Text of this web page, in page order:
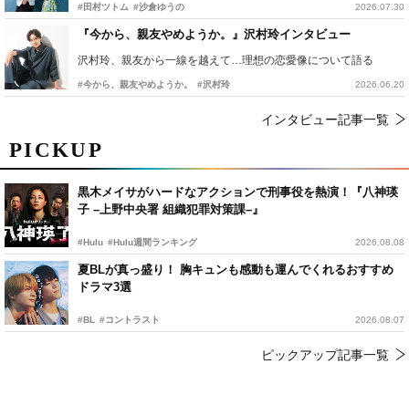
PICKUP
黒木メイサがハードなアクションで刑事役を熱演！『八神瑛
子 –上野中央署 組織犯罪対策課–』
#Hulu #Hulu週間ランキング 2026.08.08
夏BLが真っ盛り！ 胸キュンも感動も運んでくれるおすすめ
ドラマ3選
#BL #コントラスト 2026.08.07
ピックアップ記事一覧
#田村ツトム #沙倉ゆうの 2026.07.30
『今から、親友やめようか。』沢村玲インタビュー
沢村玲、親友から一線を越えて…理想の恋愛像について語る
#今から、親友やめようか。 #沢村玲 2026.06.20
インタビュー記事一覧